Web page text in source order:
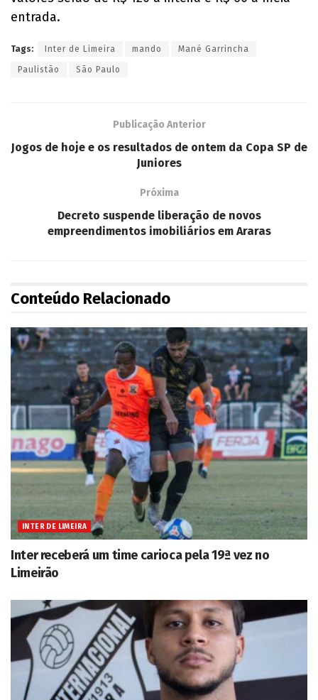
entrada.
Tags: Inter de Limeira mando Mané Garrincha
Paulistão São Paulo
Publicação Anterior
Jogos de hoje e os resultados de ontem da Copa SP de
Juniores
Próxima
Decreto suspende liberação de novos
empreendimentos imobiliários em Araras
Conteúdo Relacionado
INTER DE LIMEIRA
Inter receberá um time carioca pela 19ª vez no
Limeirão